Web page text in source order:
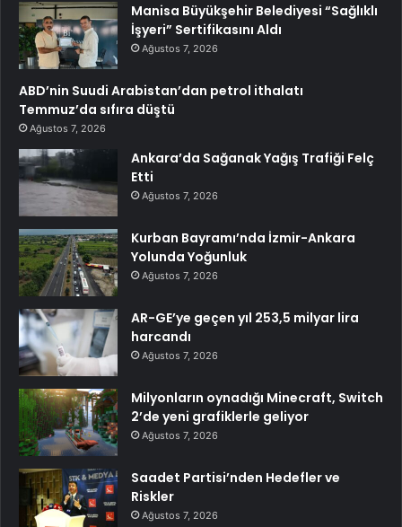
Manisa Büyükşehir Belediyesi “Sağlıklı
İşyeri” Sertifikasını Aldı
Ağustos 7, 2026
ABD’nin Suudi Arabistan’dan petrol ithalatı
Temmuz’da sıfıra düştü
Ağustos 7, 2026
Ankara’da Sağanak Yağış Trafiği Felç
Etti
Ağustos 7, 2026
Kurban Bayramı’nda İzmir-Ankara
Yolunda Yoğunluk
Ağustos 7, 2026
AR-GE’ye geçen yıl 253,5 milyar lira
harcandı
Ağustos 7, 2026
Milyonların oynadığı Minecraft, Switch
2’de yeni grafiklerle geliyor
Ağustos 7, 2026
Saadet Partisi’nden Hedefler ve
Riskler
Ağustos 7, 2026